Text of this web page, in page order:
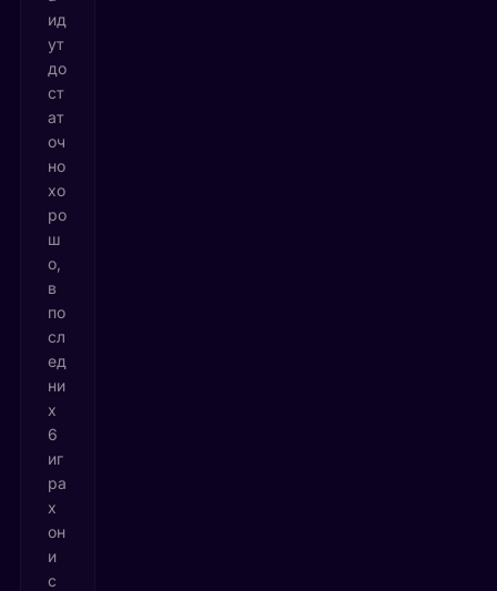
ид
ут
до
ст
ат
оч
но
хо
ро
ш
о,
в
по
сл
ед
ни
х
6
иг
ра
х
он
и
с